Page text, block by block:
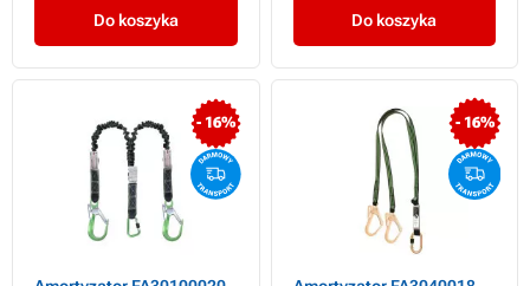
Do koszyka Do koszyka
- 16% - 16%